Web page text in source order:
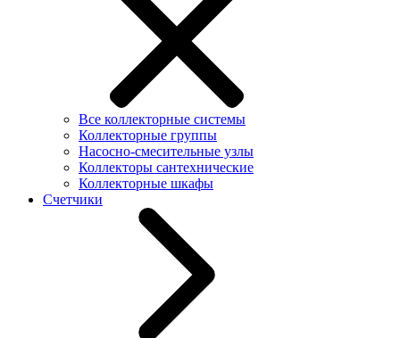
Все коллекторные системы
Коллекторные группы
Насосно-смесительные узлы
Коллекторы сантехнические
Коллекторные шкафы
Счетчики